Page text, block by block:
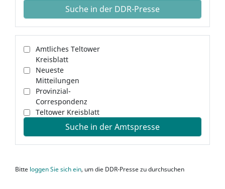
Suche in der DDR-Presse
Amtliches Teltower
Kreisblatt
Neueste
Mitteilungen
Provinzial-
Correspondenz
Teltower Kreisblatt
Suche in der Amtspresse
Bitte loggen Sie sich ein, um die DDR-Presse zu durchsuchen